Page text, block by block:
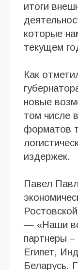
итоги
которые
текущем
Как
новые
том числе
форматов
издержек.
Павел
— «Наши
партнеры
Египет,
Беларусь.